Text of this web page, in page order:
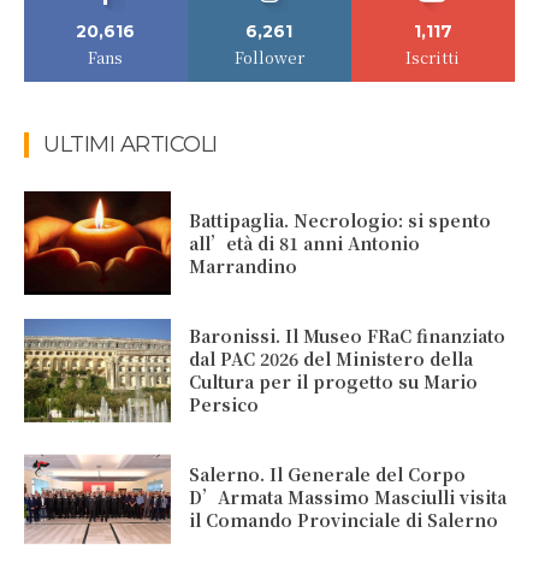
20,616
Fans
6,261
Follower
1,117
Iscritti
ULTIMI ARTICOLI
Battipaglia. Necrologio: si spento
all’età di 81 anni Antonio
Marrandino
Baronissi. Il Museo FRaC finanziato
dal PAC 2026 del Ministero della
Cultura per il progetto su Mario
Persico
Salerno. Il Generale del Corpo
D’Armata Massimo Masciulli visita
il Comando Provinciale di Salerno